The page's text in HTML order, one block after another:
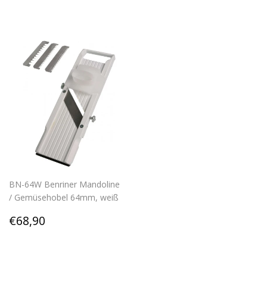
BN-64W Benriner Mandoline
/ Gemüsehobel 64mm, weiß
Regular
price
€68,90